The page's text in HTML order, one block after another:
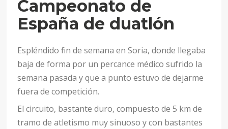
Campeonato de
España de duatlón
Espléndido fin de semana en Soria, donde llegaba
baja de forma por un percance médico sufrido la
semana pasada y que a punto estuvo de dejarme
fuera de competición.
El circuito, bastante duro, compuesto de 5 km de
tramo de atletismo muy sinuoso y con bastantes